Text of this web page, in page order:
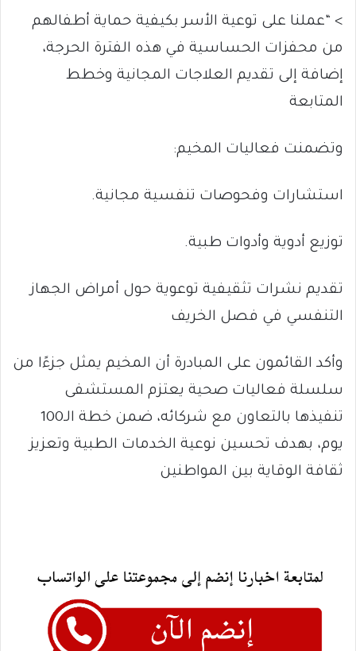
> “عملنا على توعية الأسر بكيفية حماية أطفالهم
من محفزات الحساسية في هذه الفترة الحرجة،
إضافة إلى تقديم العلاجات المجانية وخطط
المتابعة
وتضمنت فعاليات المخيم:
استشارات وفحوصات تنفسية مجانية.
توزيع أدوية وأدوات طبية.
تقديم نشرات تثقيفية توعوية حول أمراض الجهاز
التنفسي في فصل الخريف
وأكد القائمون على المبادرة أن المخيم يمثل جزءًا من
سلسلة فعاليات صحية يعتزم المستشفى
تنفيذها بالتعاون مع شركائه، ضمن خطة الـ100
يوم، بهدف تحسين نوعية الخدمات الطبية وتعزيز
ثقافة الوقاية بين المواطنين